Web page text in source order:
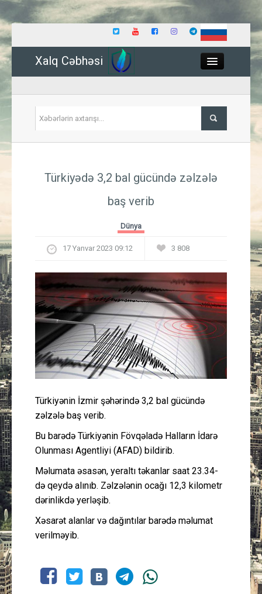
Xalq Cəbhəsi
İqtisadiyyat
Güney Azərbaycan
Mədəniyyət
Müsahibə
İdman
Cəmiyyət
Peşə etikası
Əlaqə
Türkiyədə 3,2 bal gücündə zəlzələ
baş verib
Dünya
17 Yanvar 2023 09:12 3 808
Türkiyənin İzmir şəhərində 3,2 bal gücündə
zəlzələ baş verib.
Bu barədə Türkiyənin Fövqəladə Halların İdarə
Olunması Agentliyi (AFAD) bildirib.
Məlumata əsasən, yeraltı təkanlar saat 23.34-
də qeydə alınıb. Zəlzələnin ocağı 12,3 kilometr
dərinlikdə yerləşib.
Xəsarət alanlar və dağıntılar barədə məlumat
verilməyib.